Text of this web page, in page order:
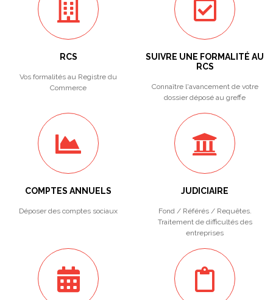
RCS
Vos formalités au Registre du
Commerce
SUIVRE UNE FORMALITÉ AU
RCS
Connaître l'avancement de votre
dossier déposé au greffe
COMPTES ANNUELS
Déposer des comptes sociaux
JUDICIAIRE
Fond / Référés / Requêtes.
Traitement de difficultés des
entreprises